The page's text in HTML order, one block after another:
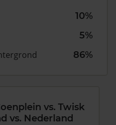
10%
5%
86%
vs. Twisk
vs. Nederland